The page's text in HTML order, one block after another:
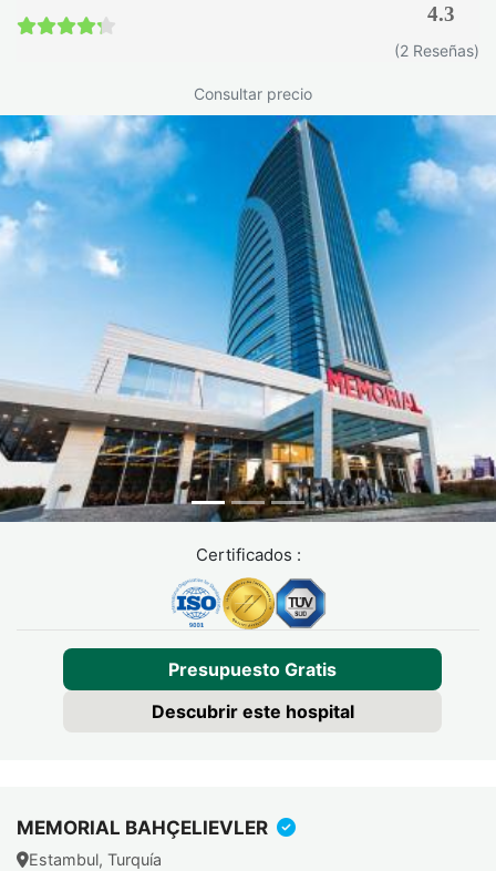
4.3
(2 Reseñas)
Consultar precio
Certificados :
Presupuesto Gratis
Descubrir este hospital
MEMORIAL BAHÇELIEVLER
Estambul, Turquía